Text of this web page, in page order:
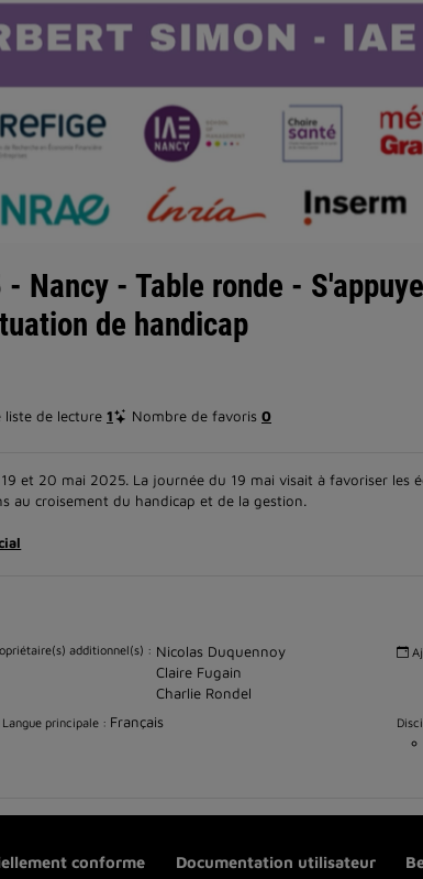
vidéo
- Nancy - Table ronde -
de handicap
liste de lecture 1 Nombre de favoris 0
et 20 mai 2025. La journée du 19 mai visait à favoriser les
au croisement du handicap et de la gestion.
additionnel(s) : Nicolas Duquennoy
Claire Fugain
Charlie Rondel
Langue principale : Français
conforme Documentation utilisateur